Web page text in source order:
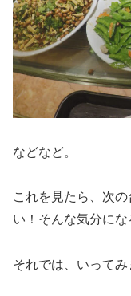
などなど。
これを見たら、次
い！そんな気分にな
それでは、いってみ